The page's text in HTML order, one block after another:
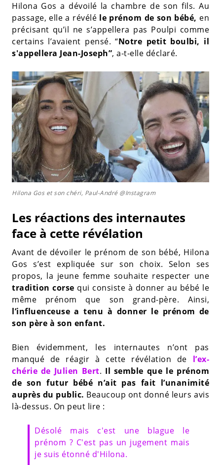
Hilona Gos a dévoilé la chambre de son fils. Au
passage, elle a révélé le prénom de son bébé, en
précisant qu’il ne s’appellera pas Poulpi comme
certains l’avaient pensé. “Notre petit boulbi, il
s'appellera Jean-Joseph”, a-t-elle déclaré.
Hilona Gos et son chéri, Paul-André @Instagram
Les réactions des internautes
face à cette révélation
Avant de dévoiler le prénom de son bébé, Hilona
Gos s’est expliquée sur son choix. Selon ses
propos, la jeune femme souhaite respecter une
tradition corse qui consiste à donner au bébé le
même prénom que son grand-père. Ainsi,
l’influenceuse a tenu à donner le prénom de
son père à son enfant.
Bien évidemment, les internautes n’ont pas
manqué de réagir à cette révélation de l’ex-
chérie de Julien Bert. Il semble que le prénom
de son futur bébé n’ait pas fait l’unanimité
auprès du public. Beaucoup ont donné leurs avis
là-dessus. On peut lire :
Désolé mais c'est une blague le
prénom ? C'est pas un jugement mais
je suis étonné d'Hilona.